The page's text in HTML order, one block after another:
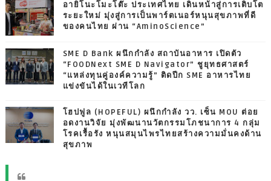
อายิโนะโมะโต๊ะ ประเทศไทย เดินหน้าสู่การเติบโต
ระยะใหม่ มุ่งสู่การเป็นพาร์ตเนอร์หนุนสุขภาพที่ดี
ของคนไทย ผ่าน “AminoScience”
SME D Bank ผนึกกำลัง สถาบันอาหาร เปิดตัว
“FOODNext SME D Navigator” ชูยุทธศาสตร์
“แหล่งทุนคู่องค์ความรู้” ติดปีก SME อาหารไทย
แข่งขันได้ในเวทีโลก
โฮปฟูล (HOPEFUL) ผนึกกำลัง วว. เซ็น MOU ต่อย
อดงานวิจัย มุ่งพัฒนานวัตกรรมโภชนาการ 4 กลุ่ม
โรคเรื้อรัง หนุนสมุนไพรไทยสร้างความมั่นคงด้าน
สุขภาพ